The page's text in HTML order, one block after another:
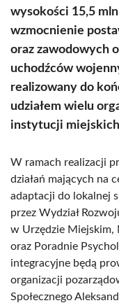
wysokości 15,5
wzmocnienie
oraz zawodowych
uchodźców
realizowany do
udziałem wielu
instytucji
W ramach realizacji
działań mających na
adaptacji do lokalnej
przez Wydział
w Urzędzie Miejskim,
oraz Poradnie
integracyjne będą
organizacji
Społecznego